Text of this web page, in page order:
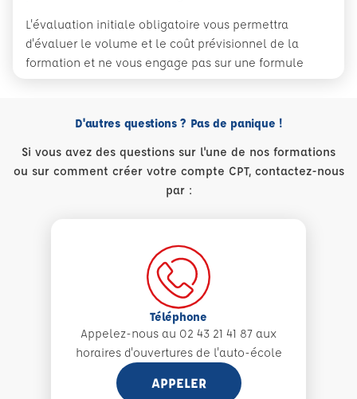
L'évaluation initiale obligatoire vous permettra
d'évaluer le volume et le coût prévisionnel de la
formation et ne vous engage pas sur une formule
D'autres questions ? Pas de panique !
Si vous avez des questions sur l'une de nos formations
ou sur comment créer votre compte CPT, contactez-nous
par :
Téléphone
Appelez-nous au 02 43 21 41 87 aux
horaires d'ouvertures de l'auto-école
APPELER